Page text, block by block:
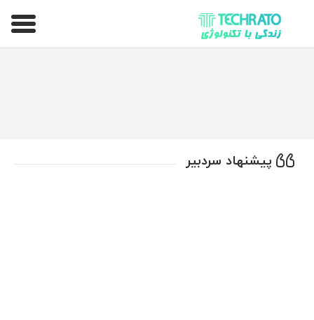
تکراتو – زندگی با تکنولوژی
پیشنهاد سردبیر